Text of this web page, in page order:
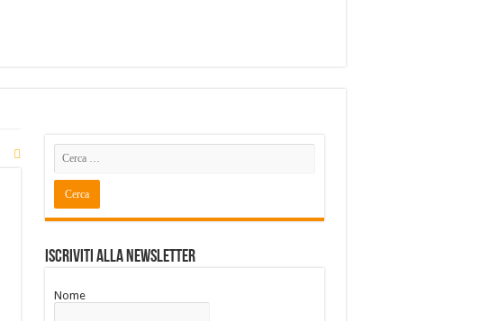
Iscriviti alla Newsletter
Nome